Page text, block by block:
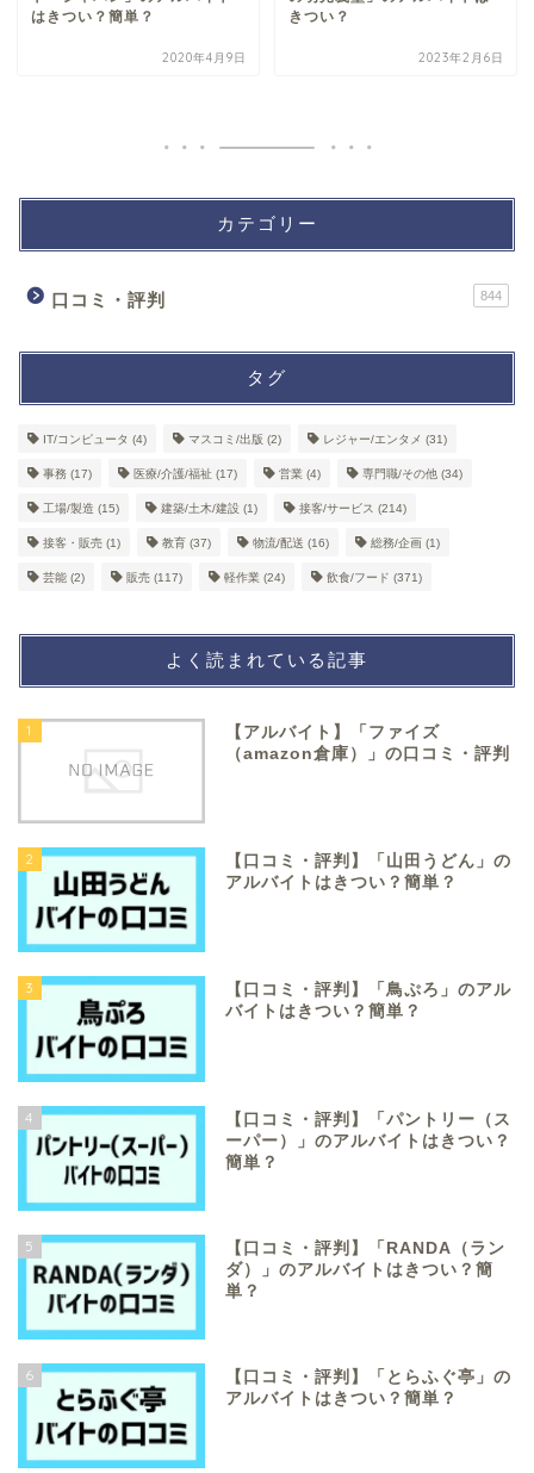
はきつい？簡単？
2020年4月9日
きつい？
2023年2月6日
カテゴリー
口コミ・評判 844
タグ
IT/コンピュータ (4) マスコミ/出版 (2) レジャー/エンタメ (31)
事務 (17) 医療/介護/福祉 (17) 営業 (4) 専門職/その他 (34)
工場/製造 (15) 建築/土木/建設 (1) 接客/サービス (214)
接客・販売 (1) 教育 (37) 物流/配送 (16) 総務/企画 (1)
芸能 (2) 販売 (117) 軽作業 (24) 飲食/フード (371)
よく読まれている記事
1
【アルバイト】「ファイズ
（amazon倉庫）」の口コミ・評判
2
【口コミ・評判】「山田うどん」の
アルバイトはきつい？簡単？
3
【口コミ・評判】「鳥ぷろ」のアル
バイトはきつい？簡単？
4
【口コミ・評判】「パントリー（ス
ーパー）」のアルバイトはきつい？
簡単？
5
【口コミ・評判】「RANDA（ラン
ダ）」のアルバイトはきつい？簡
単？
6
【口コミ・評判】「とらふぐ亭」の
アルバイトはきつい？簡単？